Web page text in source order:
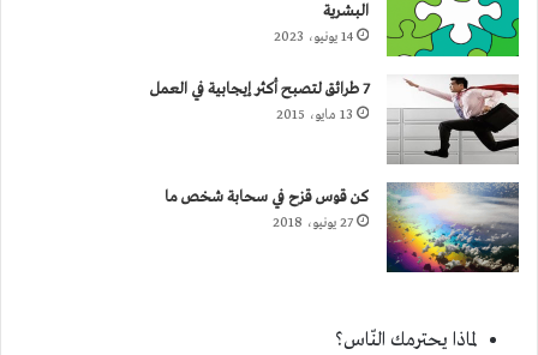
البشرية
14 يونيو، 2023
7 طرائق لتصبح أكثر إيجابية في العمل
13 مايو، 2015
كن قوس قزح في سحابة شخص ما
27 يونيو، 2018
لماذا يحترمك النّاس؟